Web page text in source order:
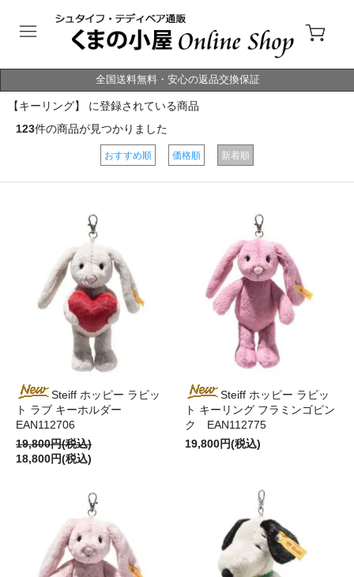
全国送料無料・安心の返品交換保証
【キーリング】 に登録されている商品
123件の商品が見つかりました
おすすめ順 価格順 新着順
Steiff ホッピー ラビッ
ト ラブ キーホルダー
EAN112706
19,800円(税込)
18,800円(税込)
Steiff ホッピー ラビッ
ト キーリング フラミンゴピン
ク EAN112775
19,800円(税込)